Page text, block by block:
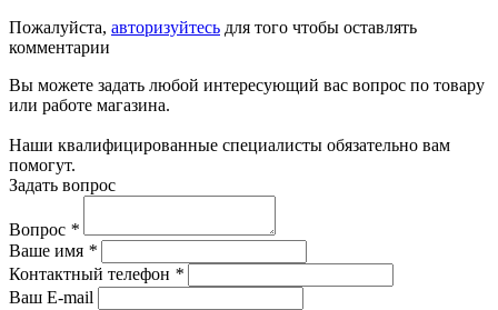
Пожалуйста, авторизуйтесь для того чтобы оставлять
комментарии
Вы можете задать любой интересующий вас вопрос по товару
или работе магазина.
Наши квалифицированные специалисты обязательно вам
помогут.
Задать вопрос
Вопрос *
Ваше имя *
Контактный телефон *
Ваш E-mail